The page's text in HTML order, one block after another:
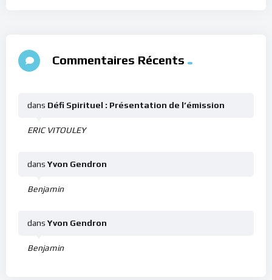
Commentaires Récents
ERIC VITOULEY
dans Défi Spirituel : Présentation de l’émission
Benjamin
dans Yvon Gendron
Benjamin
dans Yvon Gendron